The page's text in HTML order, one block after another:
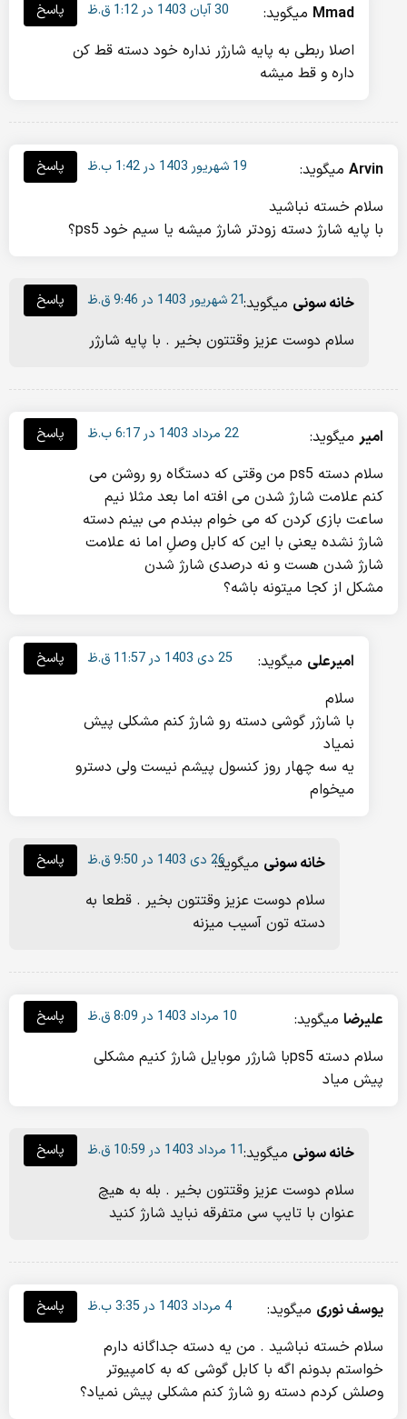
Mmad میگوید:
اصلا ربطی به پایه شارژر نداره خود دسته قط کن
داره و قط میشه
30 آبان 1403 در 1:12 ق.ظ پاسخ
Arvin میگوید:
سلام خسته نباشید
با پایه شارژ دسته زودتر شارژ میشه یا سیم خود ps5؟
19 شهریور 1403 در 1:42 ب.ظ پاسخ
خانه سونی میگوید:
سلام دوست عزیز وقتتون بخیر . با پایه شارژر
21 شهریور 1403 در 9:46 ق.ظ پاسخ
امیر میگوید:
سلام دسته ps5 من وقتی که دستگاه رو روشن می
کنم علامت شارژ شدن می افته اما بعد مثلا نیم
ساعت بازی کردن که می خوام ببندم می بینم دسته
شارژ نشده یعنی با این که کابل وصلِ اما نه علامت
شارژ شدن هست و نه درصدی شارژ شدن
مشکل از کجا میتونه باشه؟‌
22 مرداد 1403 در 6:17 ب.ظ پاسخ
امیرعلی میگوید:
سلام
با شارژر گوشی دسته رو شارژ کنم مشکلی پیش
نمیاد
یه سه چهار روز کنسول پیشم نیست ولی دسترو
میخوام
25 دی 1403 در 11:57 ق.ظ پاسخ
خانه سونی میگوید:
سلام دوست عزیز وقتتون بخیر . قطعا به
دسته تون آسیب میزنه
26 دی 1403 در 9:50 ق.ظ پاسخ
علیرضا میگوید:
سلام دسته ps5با شارژر موبایل شارژ کنیم مشکلی
پیش میاد
10 مرداد 1403 در 8:09 ق.ظ پاسخ
خانه سونی میگوید:
سلام دوست عزیز وقتتون بخیر . بله به هیچ
عنوان با تایپ سی متفرقه نباید شارژ کنید
11 مرداد 1403 در 10:59 ق.ظ پاسخ
یوسف نوری میگوید:
سلام خسته نباشید . من یه دسته جداگانه دارم
خواستم بدونم اگه با کابل گوشی که به کامپیوتر
وصلش کردم دسته رو شارژ کنم مشکلی پیش نمیاد؟
4 مرداد 1403 در 3:35 ب.ظ پاسخ